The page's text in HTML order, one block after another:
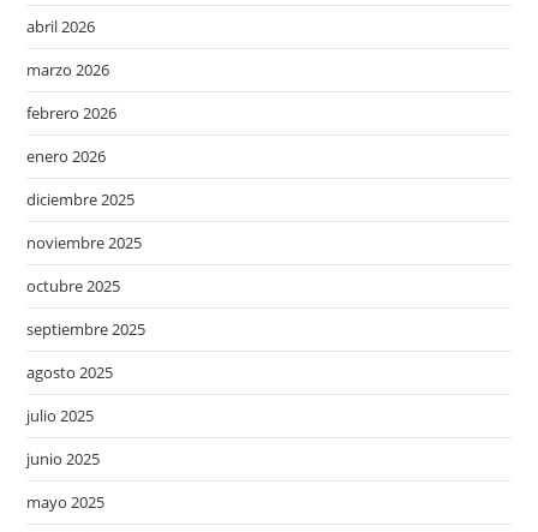
abril 2026
marzo 2026
febrero 2026
enero 2026
diciembre 2025
noviembre 2025
octubre 2025
septiembre 2025
agosto 2025
julio 2025
junio 2025
mayo 2025